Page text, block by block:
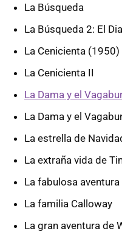
La Búsqueda
La Búsqueda 2: El
La Cenicienta (1950)
La Cenicienta II
La Dama y el
La Dama y el
La estrella de
La extraña vida de
La fabulosa aventura
La familia Calloway
La gran aventura de